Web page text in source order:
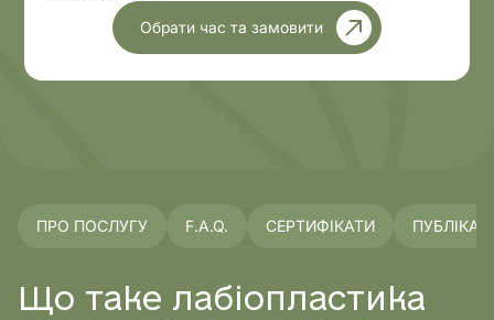
Обрати час та замовити
ПРО ПОСЛУГУ F.A.Q. СЕРТИФІКАТИ
Що таке лабіопластика